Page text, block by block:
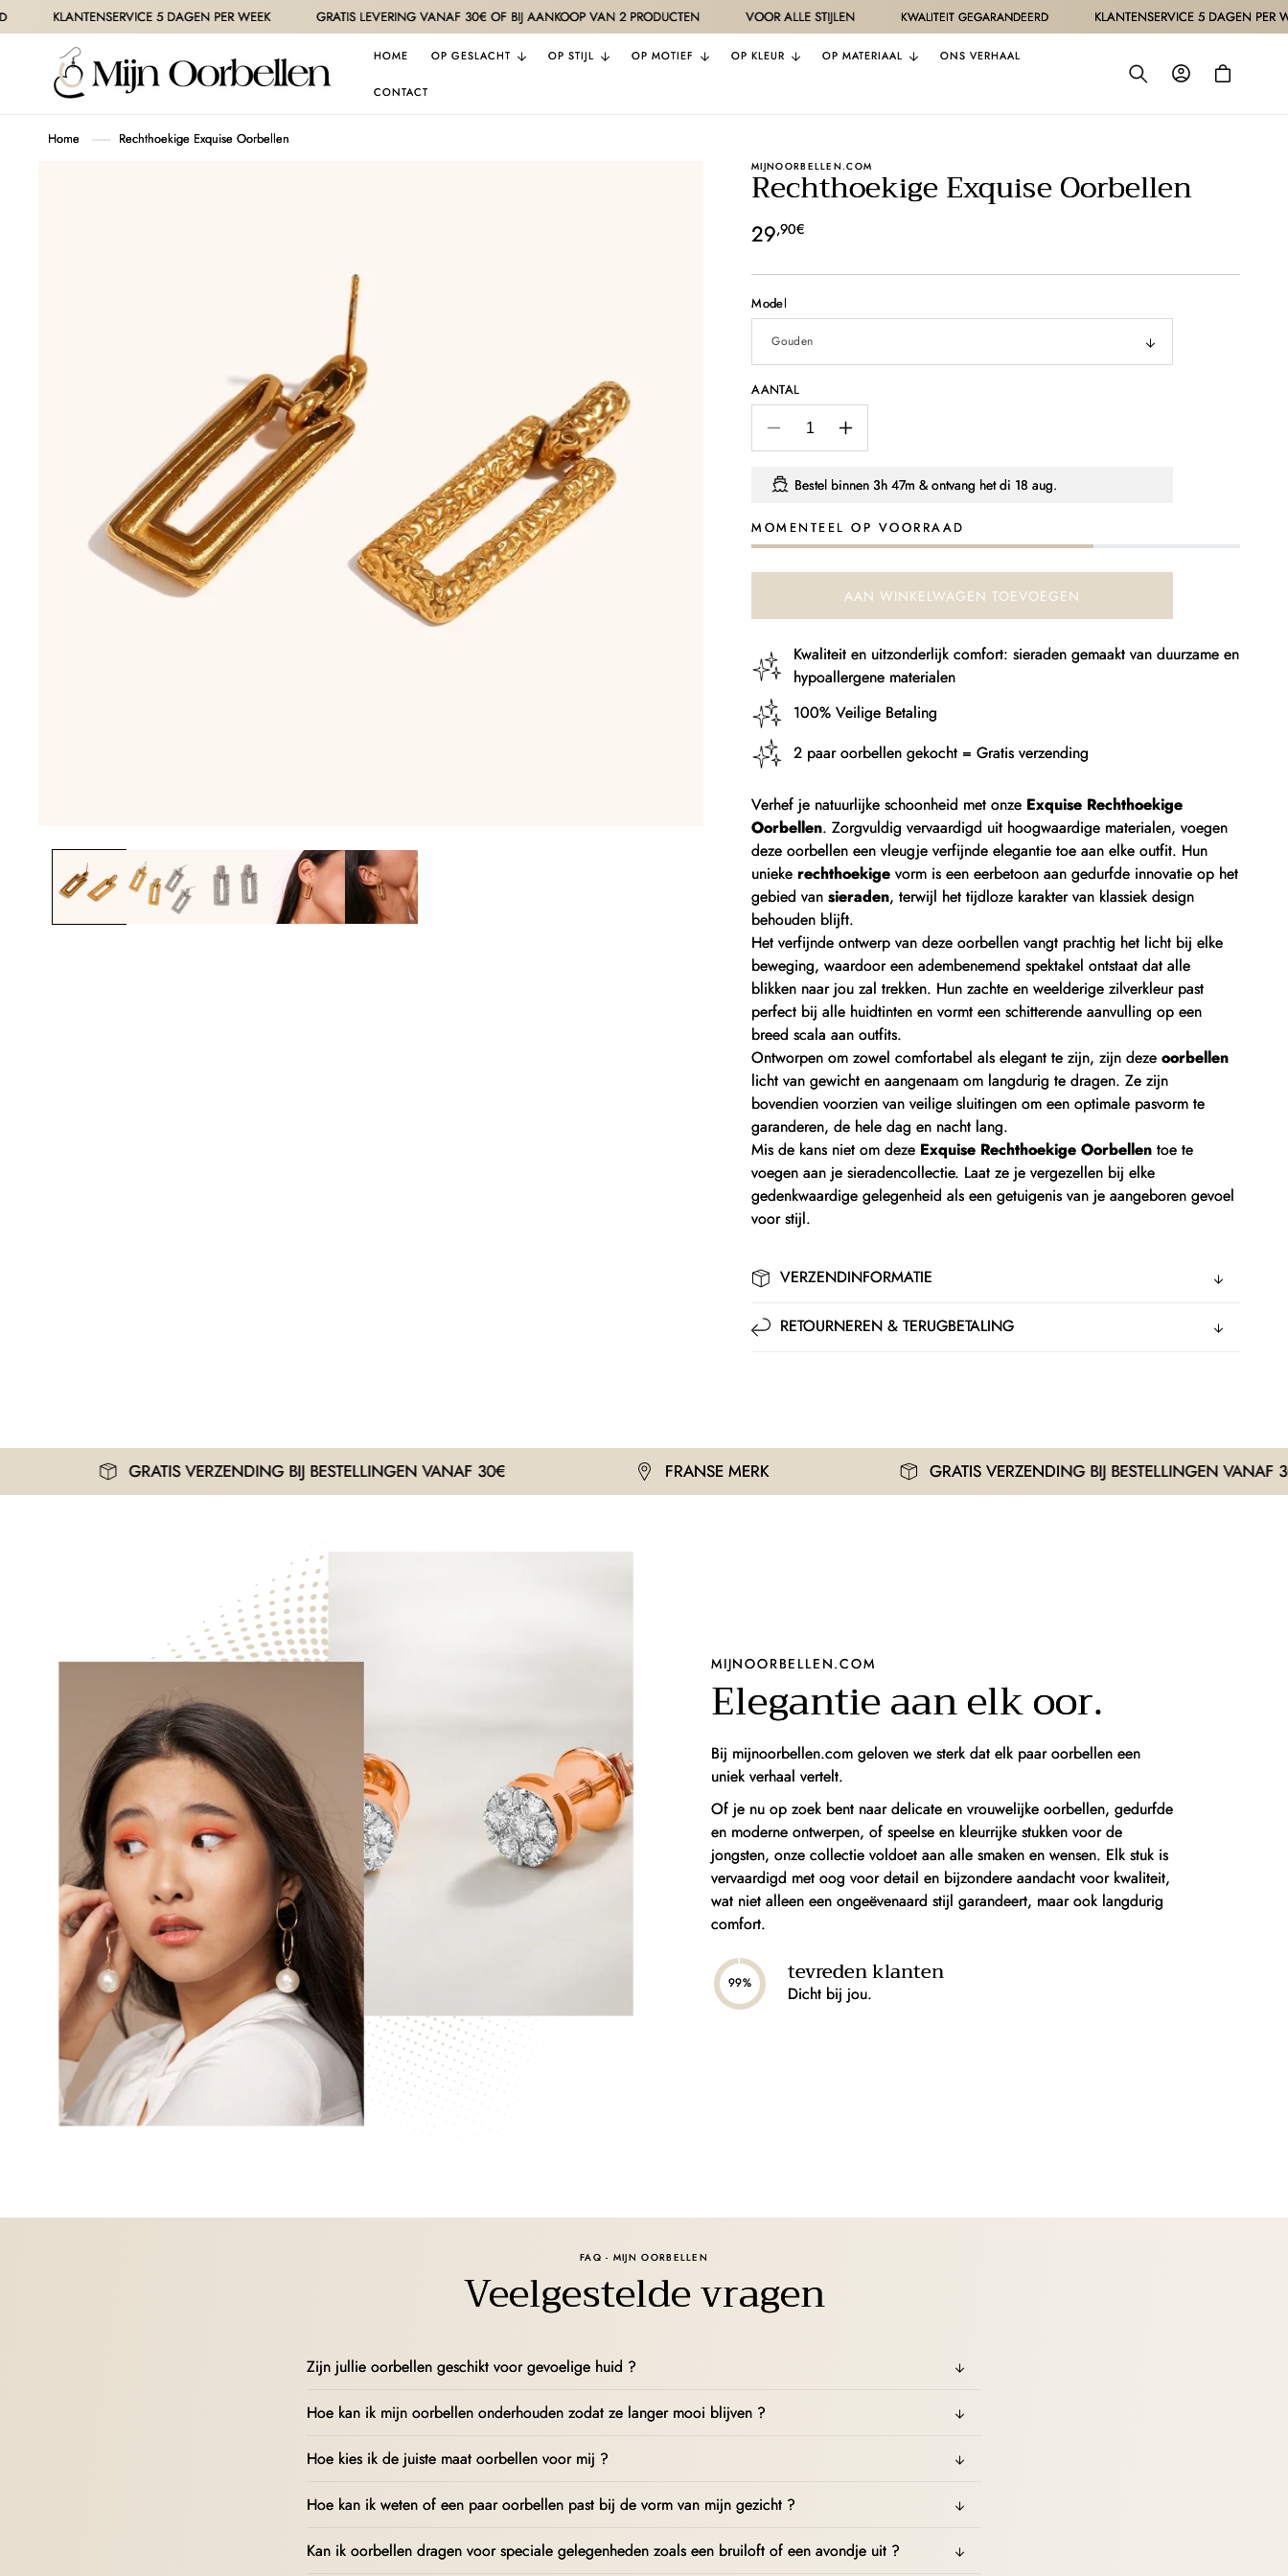
METEEN
NAAR DE
CONTENT
5 DAGEN PER WEEK GRATIS LEVERING VANAF 30€ OF BIJ AANKOOP VAN 2 PRODUCTEN VOOR ALLE STIJLEN KWALITEIT GEGARANDEERD KLANTENSERVICE 5 DAGEN PER WEEK
HOME OP GESLACHT OP STIJL OP MOTIEF OP KLEUR OP MATERIAAL ONS VERHAAL
CONTACT
InloggenWinkelwagen
Home Rechthoekige Exquise Oorbellen
MIJNOORBELLEN.COM
Rechthoekige Exquise Oorbellen
Normale
29,90€
Model
AANTAL
Aantal
verlagen
voor
Rechthoekige
Oorbellen
Aantal
verhogen
voor
Rechthoekige
Oorbellen
Bestel binnen3h 47m & ontvang hetdi 18 aug.
MOMENTEEL OP VOORRAAD
AAN WINKELWAGEN TOEVOEGEN
Kwaliteit en uitzonderlijk comfort: sieraden gemaakt van duurzame en
hypoallergene materialen
100% Veilige Betaling
2 paar oorbellen gekocht = Gratis verzending
Verhef je natuurlijke schoonheid met onze Exquise Rechthoekige
Oorbellen. Zorgvuldig vervaardigd uit hoogwaardige materialen, voegen
deze oorbellen een vleugje verfijnde elegantie toe aan elke outfit. Hun
uniekerechthoekige vorm is een eerbetoon aan gedurfde innovatie op het
gebied vansieraden, terwijl het tijdloze karakter van klassiek design
behouden blijft.
Het verfijnde ontwerp van deze oorbellen vangt prachtig het licht bij elke
beweging, waardoor een adembenemend spektakel ontstaat dat alle
blikken naar jou zal trekken. Hun zachte en weelderige zilverkleur past
perfect bij alle huidtinten en vormt een schitterende aanvulling op een
breed scala aan outfits.
Ontworpen om zowel comfortabel als elegant te zijn, zijn dezeoorbellen
licht van gewicht en aangenaam om langdurig te dragen. Ze zijn
bovendien voorzien van veilige sluitingen om een optimale pasvorm te
garanderen, de hele dag en nacht lang.
Mis de kans niet om deze Exquise Rechthoekige Oorbellen toe te
voegen aan je sieradencollectie. Laat ze je vergezellen bij elke
gedenkwaardige gelegenheid als een getuigenis van je aangeboren gevoel
voor stijl.
VERZENDINFORMATIE
RETOURNEREN & TERUGBETALING
GRATIS VERZENDING BIJ BESTELLINGEN VANAF 30€ FRANSE MERK GRATIS VERZENDING BIJ BESTELLINGEN VANAF 30€
MIJNOORBELLEN.COM
Elegantie aan elk oor.
Bij mijnoorbellen.com geloven we sterk dat elk paar oorbellen een
uniek verhaal vertelt.
Of je nu op zoek bent naar delicate en vrouwelijke oorbellen, gedurfde
en moderne ontwerpen, of speelse en kleurrijke stukken voor de
jongsten, onze collectie voldoet aan alle smaken en wensen. Elk stuk is
vervaardigd met oog voor detail en bijzondere aandacht voor kwaliteit,
wat niet alleen een ongeëvenaard stijl garandeert, maar ook langdurig
comfort.
99% tevreden klanten
Dicht bij jou.
FAQ - MIJN OORBELLEN
Veelgestelde vragen
Zijn jullie oorbellen geschikt voor gevoelige huid ?
Hoe kan ik mijn oorbellen onderhouden zodat ze langer mooi blijven ?
Hoe kies ik de juiste maat oorbellen voor mij ?
Hoe kan ik weten of een paar oorbellen past bij de vorm van mijn gezicht ?
Kan ik oorbellen dragen voor speciale gelegenheden zoals een bruiloft of een avondje uit ?